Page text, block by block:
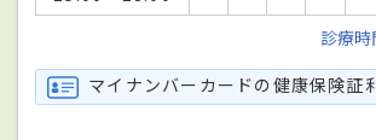
診療
マイナンバーカードの健康保険証